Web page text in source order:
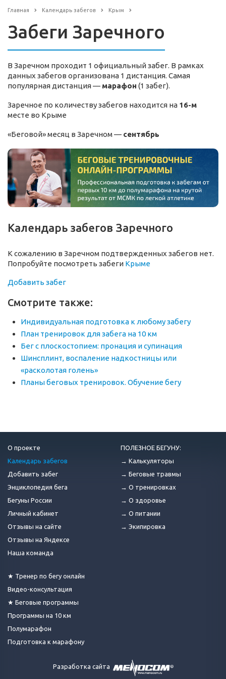
Главная Календарь забегов Крым
Забеги Заречного
В Заречном проходит 1 официальный забег. В рамках
данных забегов организована 1 дистанция. Самая
популярная дистанция — марафон (1 забег).
Заречное по количеству забегов находится на 16-м
месте во Крыме
«Беговой» месяц в Заречном — сентябрь
Календарь забегов Заречного
К сожалению в Заречном подтвержденных забегов нет.
Попробуйте посмотреть забеги Крыме
Добавить забег
Смотрите также:
Индивидуальная подготовка к любому забегу
План тренировок для забега на 10 км
Бег с плоскостопием: пронация и супинация
Шинсплинт, воспаление надкостницы или
«расколотая голень»
Планы беговых тренировок. Обучение бегу
О проекте
Календарь забегов
Добавить забег
Энциклопедия бега
Бегуны России
Личный кабинет
Отзывы на сайте
Отзывы на Яндексе
Наша команда
★ Тренер по бегу онлайн
Видео-консультация
★ Беговые программы
Программы на 10 км
Полумарафон
Подготовка к марафону
ПОЛЕЗНОЕ БЕГУНУ:
→ Калькуляторы
→ Беговые травмы
→ О тренировках
→ О здоровье
→ О питании
→ Экипировка
Разработка сайта